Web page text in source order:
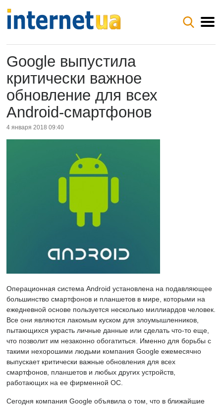
Google выпустила
критически важное
обновление для всех
Android-смартфонов
4 января 2018 09:40
Операционная система Android установлена на подавляющее
большинство смартфонов и планшетов в мире, которыми на
ежедневной основе пользуется несколько миллиардов человек.
Все они являются лакомым куском для злоумышленников,
пытающихся украсть личные данные или сделать что-то еще,
что позволит им незаконно обогатиться. Именно для борьбы с
такими нехорошими людьми компания Google ежемесячно
выпускает критически важные обновления для всех
смартфонов, планшетов и любых других устройств,
работающих на ее фирменной ОС.
Сегодня компания Google объявила о том, что в ближайшие